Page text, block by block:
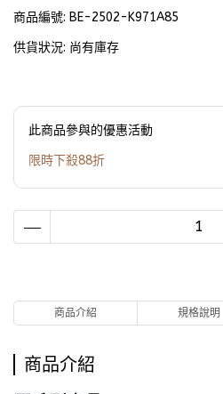
商品編號: BE-2502-K971A85
供貨狀況: 尚有庫存
此商品參與的優惠活動
限時下殺88折
商品介紹 規格說明
商品介紹